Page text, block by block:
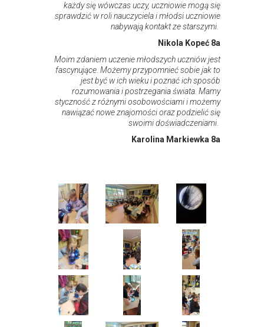
każdy się wówczas uczy, uczniowie mogą się
sprawdzić w roli nauczyciela i młodsi uczniowie
nabywają kontakt ze starszymi.
Nikola Kopeć 8a
Moim zdaniem uczenie młodszych uczniów jest
fascynujące. Możemy przypomnieć sobie jak to
jest być w ich wieku i poznać ich sposób
rozumowania i postrzegania świata. Mamy
styczność z różnymi osobowościami i możemy
nawiązać nowe znajomości oraz podzielić się
swoimi doświadczeniami.
Karolina Markiewka 8a